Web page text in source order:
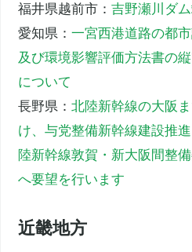
福井県越前市：吉野瀬川ダ
愛知県：一宮西港道路の都
及び環境影響評価方法書の
について
長野県：北陸新幹線の大阪
け、与党整備新幹線建設推
陸新幹線敦賀・新大阪間整
へ要望を行います
近畿地方